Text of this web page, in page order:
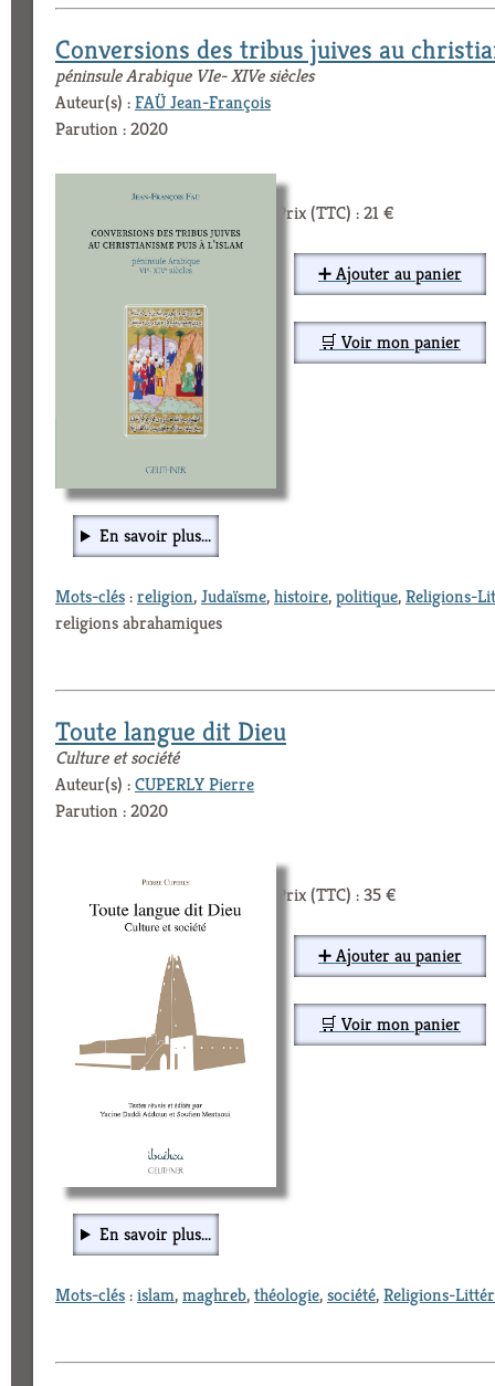
Conversions des tribus juives au
péninsule Arabique VIe- XIVe siècles
Auteur(s) :FAÜ Jean-François
Parution : 2020
Prix (TTC) : 21 €
➕ Ajouter au panier
🛒 Voir mon panier
En savoir plus...
Mots-clés:religion,Judaïsme,histoire,politique,Religions-
religions abrahamiques
Toute langue dit Dieu
Culture et société
Auteur(s) :CUPERLY Pierre
Parution : 2020
Prix (TTC) : 35 €
➕ Ajouter au panier
🛒 Voir mon panier
En savoir plus...
Mots-clés:islam,maghreb,théologie,société,Religions-